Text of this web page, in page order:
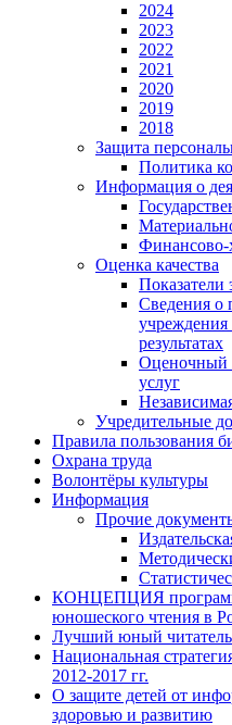
2024
2023
2022
2021
2020
2019
2018
Защита
Политика
Информация о
Финансово-
Оценка качества
Показатели
Сведения о
результатах
Оценочный
услуг
Учредительные
Правила пользования
Охрана труда
Волонтёры культуры
Информация
Прочие
КОНЦЕПЦИЯ
юношеского чтения в
Лучший юный читатель
Национальная
2012-2017 гг.
О защите детей от
здоровью и развитию